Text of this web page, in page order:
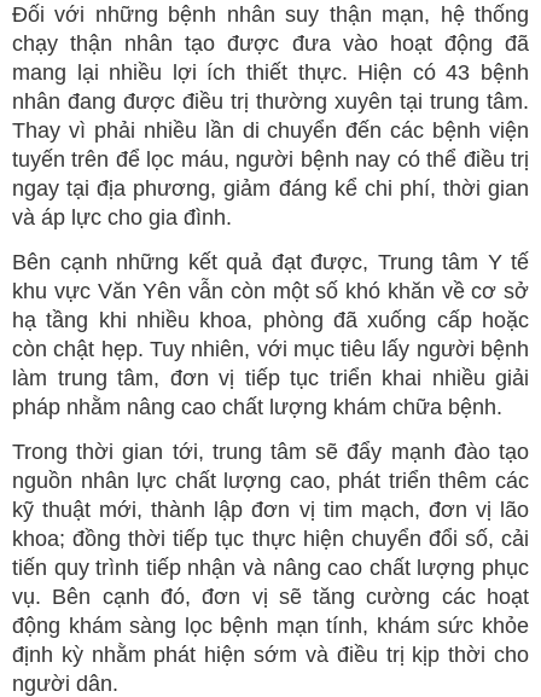
Đối với những bệnh nhân suy thận mạn, hệ thống
chạy thận nhân tạo được đưa vào hoạt động đã
mang lại nhiều lợi ích thiết thực. Hiện có 43 bệnh
nhân đang được điều trị thường xuyên tại trung tâm.
Thay vì phải nhiều lần di chuyển đến các bệnh viện
tuyến trên để lọc máu, người bệnh nay có thể điều trị
ngay tại địa phương, giảm đáng kể chi phí, thời gian
và áp lực cho gia đình.
Bên cạnh những kết quả đạt được, Trung tâm Y tế
khu vực Văn Yên vẫn còn một số khó khăn về cơ sở
hạ tầng khi nhiều khoa, phòng đã xuống cấp hoặc
còn chật hẹp. Tuy nhiên, với mục tiêu lấy người bệnh
làm trung tâm, đơn vị tiếp tục triển khai nhiều giải
pháp nhằm nâng cao chất lượng khám chữa bệnh.
Trong thời gian tới, trung tâm sẽ đẩy mạnh đào tạo
nguồn nhân lực chất lượng cao, phát triển thêm các
kỹ thuật mới, thành lập đơn vị tim mạch, đơn vị lão
khoa; đồng thời tiếp tục thực hiện chuyển đổi số, cải
tiến quy trình tiếp nhận và nâng cao chất lượng phục
vụ. Bên cạnh đó, đơn vị sẽ tăng cường các hoạt
động khám sàng lọc bệnh mạn tính, khám sức khỏe
định kỳ nhằm phát hiện sớm và điều trị kịp thời cho
người dân.